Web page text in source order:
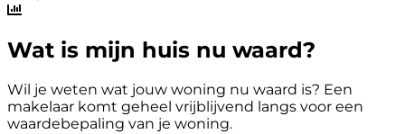
Wat is mijn huis nu waard?
Wil je weten wat jouw woning nu waard is? Een
makelaar komt geheel vrijblijvend langs voor een
waardebepaling van je woning.